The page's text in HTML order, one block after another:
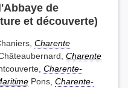
de
et découverte)
Charente
Charente
Charente-
Pons, Charente-